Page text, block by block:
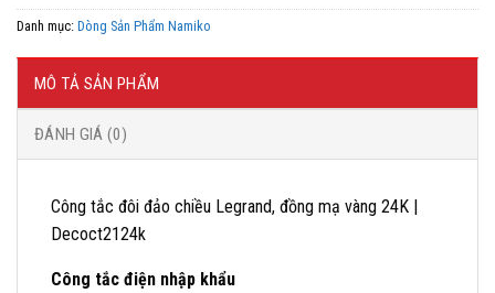
Danh mục: Dòng Sản Phẩm Namiko
MÔ TẢ SẢN PHẨM
ĐÁNH GIÁ (0)
Công tắc đôi đảo chiều Legrand, đồng mạ vàng 24K |
Decoct2124k
Công tắc điện nhập khẩu